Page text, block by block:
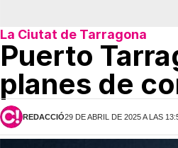
La Ciutat de Tarragona
Puerto
planes de
REDACCIÓ29 DE ABRIL DE 2025 A LAS